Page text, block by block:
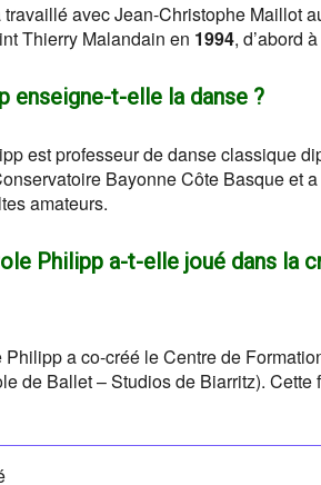
avec Jean-Christophe Maillot
Thierry Malandain en 1994, d’abord
enseigne-t-elle la danse ?
est professeur de danse classique
Bayonne Côte Basque et a
amateurs.
Philipp a-t-elle joué dans la
Philipp a co-créé le Centre de
de Ballet – Studios de Biarritz).